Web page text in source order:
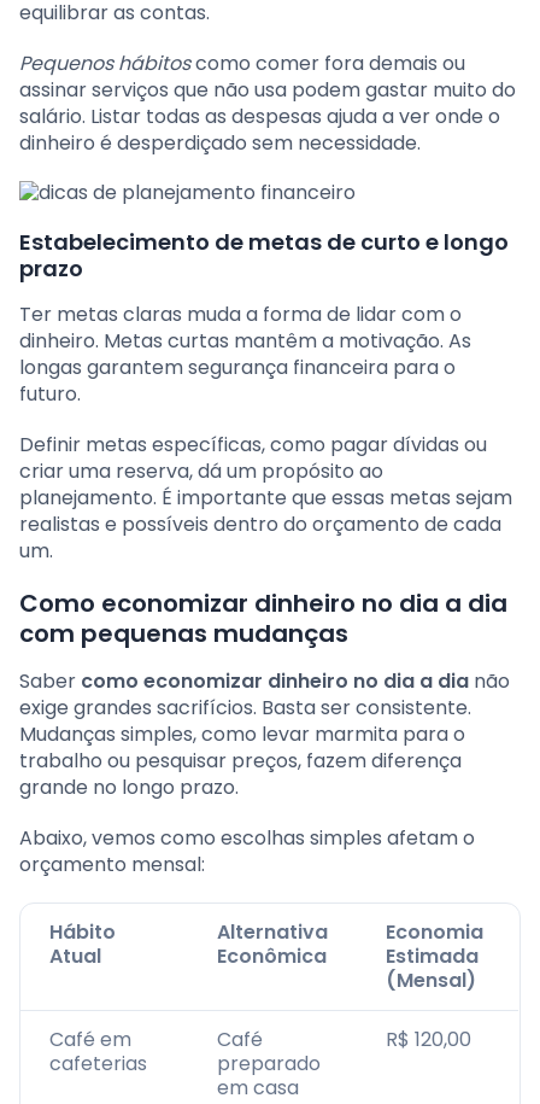
equilibrar as contas.
Pequenos hábitoscomo comer fora demais ou
assinar serviços que não usa podem gastar muito do
salário. Listar todas as despesas ajuda a ver onde o
dinheiro é desperdiçado sem necessidade.
Estabelecimento de metas de curto e longo
prazo
Ter metas claras muda a forma de lidar com o
dinheiro. Metas curtas mantêm a motivação. As
longas garantem segurança financeira para o
futuro.
Definir metas específicas, como pagar dívidas ou
criar uma reserva, dá um propósito ao
planejamento. É importante que essas metas sejam
realistas e possíveis dentro do orçamento de cada
um.
Como economizar dinheiro no dia a dia
com pequenas mudanças
Saber como economizar dinheiro no dia a dia não
exige grandes sacrifícios. Basta ser consistente.
Mudanças simples, como levar marmita para o
trabalho ou pesquisar preços, fazem diferença
grande no longo prazo.
Abaixo, vemos como escolhas simples afetam o
orçamento mensal:
Hábito
Atual
Alternativa
Econômica
Economia
Estimada
(Mensal)
Café em
cafeterias
Café
preparado
em casa
R$ 120,00